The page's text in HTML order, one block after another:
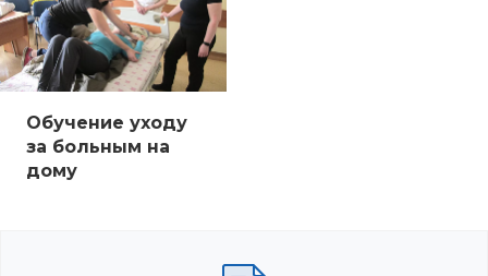
Обучение уходу
за больным на
дому